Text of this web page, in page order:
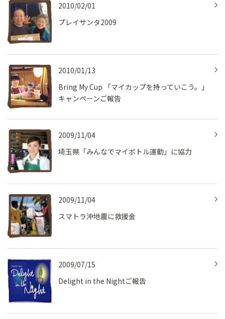
2010/02/01
プレイサンタ2009
2010/01/13
Bring My Cup 「マイカップを持っていこう。」
キャンペーンご報告
2009/11/04
埼玉県「みんなでマイボトル運動」に協力
2009/11/04
スマトラ沖地震に救援金
2009/07/15
Delight in the Nightご報告